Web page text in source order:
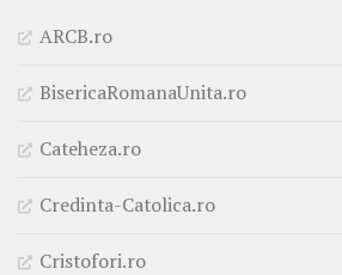
ARCB.ro
BisericaRomanaUnita.ro
Cateheza.ro
Credinta-Catolica.ro
Cristofori.ro